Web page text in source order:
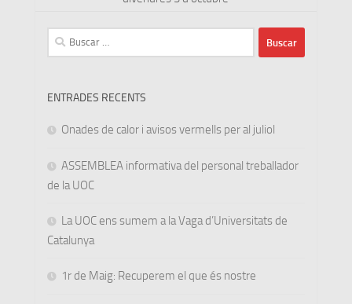
Buscar:
ENTRADES RECENTS
Onades de calor i avisos vermells per al juliol
ASSEMBLEA informativa del personal treballador
de la UOC
La UOC ens sumem a la Vaga d’Universitats de
Catalunya
1r de Maig: Recuperem el que és nostre